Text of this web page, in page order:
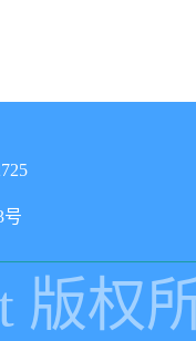
号
版权